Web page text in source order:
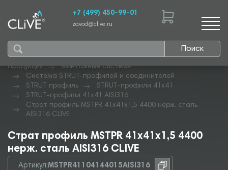
Поиск
+7 (499) 450-99-01
zavod@clive.ru
Продукция
Монтажные системы
Система STRUT-профилей и соединителей
STRUT профиль
STRUT-профили 41х41
STRUT-профили 41х41 AISI316
Страт профиль MSTPR 41х41х1,5 4400 нерж. сталь
AISI316 CLIVE
Страт профиль MSTPR 41х41х1,5 4400
нерж. сталь AISI316 CLIVE
Артикул:MSTPR41104144015AISI316